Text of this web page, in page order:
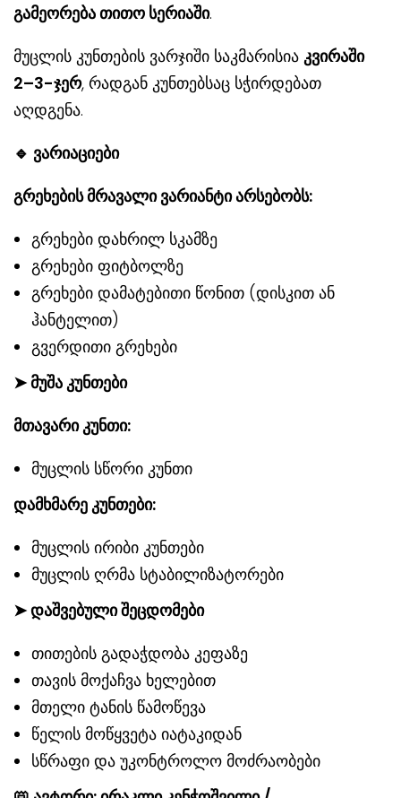
გამეორება თითო სერიაში.
მუცლის კუნთების ვარჯიში საკმარისია კვირაში
2–3-ჯერ, რადგან კუნთებსაც სჭირდებათ
აღდგენა.
🔹 ვარიაციები
გრეხების მრავალი ვარიანტი არსებობს:
გრეხები დახრილ სკამზე
გრეხები ფიტბოლზე
გრეხები დამატებითი წონით (დისკით ან
ჰანტელით)
გვერდითი გრეხები
➤მუშა კუნთები
მთავარი კუნთი:
მუცლის სწორი კუნთი
დამხმარე კუნთები:
მუცლის ირიბი კუნთები
მუცლის ღრმა სტაბილიზატორები
➤დაშვებული შეცდომები
თითების გადაჭდობა კეფაზე
თავის მოქაჩვა ხელებით
მთელი ტანის წამოწევა
წელის მოწყვეტა იატაკიდან
სწრაფი და უკონტროლო მოძრაობები